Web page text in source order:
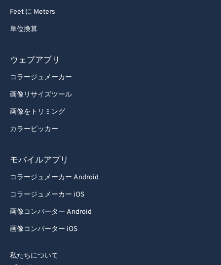
Feet に Meters
単位換算
ウェブアプリ
コラージュメーカー
画像リサイズツール
画像をトリミング
カラーピッカー
モバイルアプリ
コラージュメーカー Android
コラージュメーカー iOS
画像コンバーター Android
画像コンバーター iOS
私たちについて